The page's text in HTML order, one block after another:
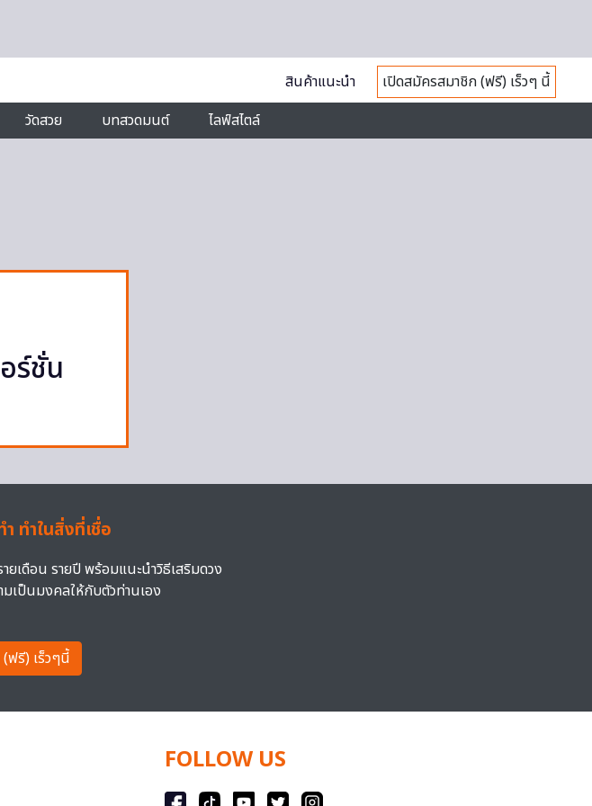
สินค้าแนะนำ
เปิดสมัครสมาชิก (ฟรี) เร็วๆ นี้
วัดสวย บทสวดมนต์ ไลฟ์สไตล์
ร์ชั่น
ทำในสิ่งที่เชื่อ
ยเดือน รายปี พร้อมแนะนำวิธีเสริมดวง
เป็นมงคลให้กับตัวท่านเอง
ฟรี) เร็วๆนี้
FOLLOW US